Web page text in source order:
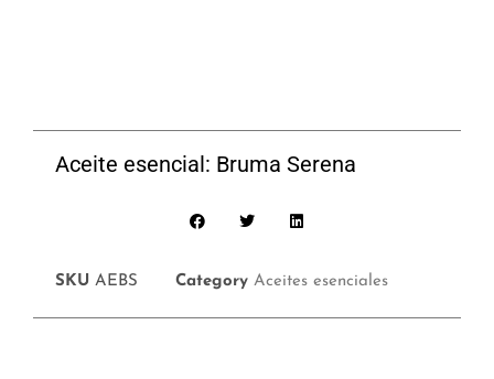
Aceite esencial: Bruma Serena
SKU AEBS Category Aceites esenciales